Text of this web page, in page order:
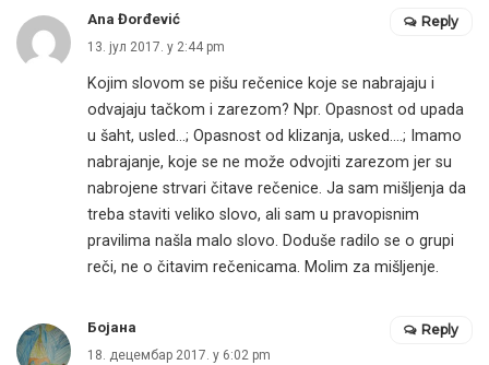
Ana Đorđević
13. јул 2017. у 2:44 pm
Kojim slovom se pišu rečenice koje se nabrajaju i
odvajaju tačkom i zarezom? Npr. Opasnost od upada
u šaht, usled…; Opasnost od klizanja, usked….; Imamo
nabrajanje, koje se ne može odvojiti zarezom jer su
nabrojene strvari čitave rečenice. Ja sam mišljenja da
treba staviti veliko slovo, ali sam u pravopisnim
pravilima našla malo slovo. Doduše radilo se o grupi
reči, ne o čitavim rečenicama. Molim za mišljenje.
Reply
Бојана
18. децембар 2017. у 6:02 pm
Reply